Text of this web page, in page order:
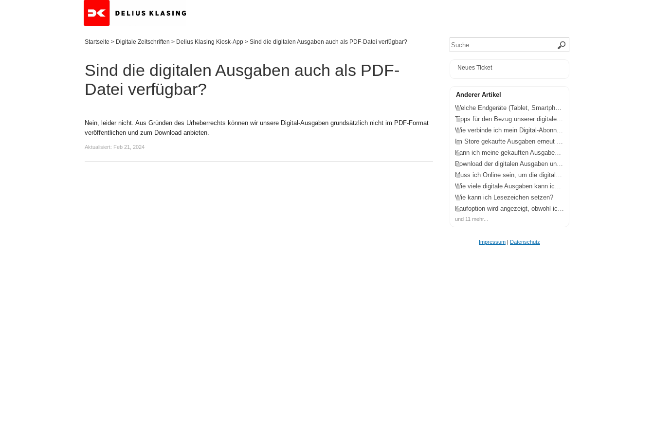
Startseite > Digitale Zeitschriften > Delius Klasing Kiosk-App > Sind die digitalen Ausgaben auch als PDF-Datei verfügbar?
Sind die digitalen Ausgaben auch als PDF-
Datei verfügbar?
Nein, leider nicht. Aus Gründen des Urheberrechts können wir unsere Digital-Ausgaben grundsätzlich nicht im PDF-Format
veröffentlichen und zum Download anbieten.
Aktualisiert: Feb 21, 2024
Neues Ticket
Anderer Artikel
Welche Endgeräte (Tablet, Smartphone, PC, MAC) werden unterstützt?
Tipps für den Bezug unserer digitalen Magazin-Ausgaben und Apps.
Wie verbinde ich mein Digital-Abonnement mit der App?
Im Store gekaufte Ausgaben erneut freischalten.
Kann ich meine gekauften Ausgaben auf mehreren Endgeräten nutzen?
Download der digitalen Ausgaben und offline Lesen.
Muss ich Online sein, um die digitalen Ausgaben in der App lesen zu können?
Wie viele digitale Ausgaben kann ich auf meinem Endgerät speichern?
Wie kann ich Lesezeichen setzen?
Kaufoption wird angezeigt, obwohl ich mich erfolgreich angemeldet habe.
und 11 mehr...
Impressum | Datenschutz